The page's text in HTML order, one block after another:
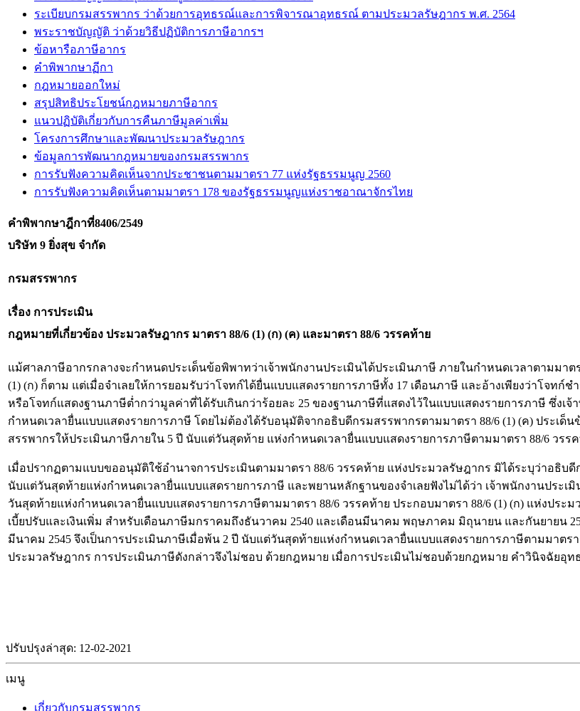
ระเบียบกรมสรรพากร ว่าด้วยการอุทธรณ์และการพิจารณาอุทธรณ์ ตามประมวลรัษฎากร พ.ศ. 2564
พระราชบัญญัติ ว่าด้วยวิธีปฏิบัติการภาษีอากรฯ
ข้อหารือภาษีอากร
คำพิพากษาฏีกา
กฎหมายออกใหม่
สรุปสิทธิประโยชน์กฎหมายภาษีอากร
แนวปฏิบัติเกี่ยวกับการคืนภาษีมูลค่าเพิ่ม
โครงการศึกษาและพัฒนาประมวลรัษฎากร
ข้อมูลการพัฒนากฎหมายของกรมสรรพากร
การรับฟังความคิดเห็นจากประชาชนตามมาตรา 77 แห่งรัฐธรรมนูญ 2560
การรับฟังความคิดเห็นตามมาตรา 178 ของรัฐธรรมนูญแห่งราชอาณาจักรไทย
คำพิพากษาฎีกาที่8406/2549
บริษัท 9 ยิ่งสุข จำกัด
กรมสรรพากร
เรื่อง การประเมิน
กฎหมายที่เกี่ยวข้อง ประมวลรัษฎากร มาตรา 88/6 (1) (ก) (ค) และมาตรา 88/6 วรรคท้าย
แม้ศาลภาษีอากรกลางจะกำหนดประเด็นข้อพิพาทว่าเจ้าพนักงานประเมินได้ประเมินภาษี ภายในกำหนดเวลาตามมา
(1) (ก) ก็ตาม แต่เมื่อจำเลยให้การยอมรับว่าโจทก์ได้ยื่นแบบแสดงรายการภาษีทั้ง 17 เดือนภาษี และอ้างเพียงว่าโจท
หรือโจทก์แสดงฐานภาษีต่ำกว่ามูลค่าที่ได้รับเกินกว่าร้อยละ 25 ของฐานภาษีที่แสดงไว้ในแบบแสดงรายการภาษี ซึ่งเ
กำหนดเวลายื่นแบบแสดงรายการภาษี โดยไม่ต้องได้รับอนุมัติจากอธิบดีกรมสรรพากรตามมาตรา 88/6 (1) (ค) ประเด็
สรรพากรให้ประเมินภาษีภายใน 5 ปี นับแต่วันสุดท้าย แห่งกำหนดเวลายื่นแบบแสดงรายการภาษีตามมาตรา 88/6 วรร
เมื่อปรากฏตามแบบขออนุมัติใช้อำนาจการประเมินตามมาตรา 88/6 วรรคท้าย แห่งประมวลรัษฎากร มิได้ระบุว่าอธิบ
นับแต่วันสุดท้ายแห่งกำหนดเวลายื่นแบบแสดรายการภาษี และพยานหลักฐานของจำเลยฟังไม่ได้ว่า เจ้าพนักงานประ
วันสุดท้ายแห่งกำหนดเวลายื่นแบบแสดงรายการภาษีตามมาตรา 88/6 วรรคท้าย ประกอบมาตรา 88/6 (1) (ก) แห่งปร
เบี้ยปรับและเงินเพิ่ม สำหรับเดือนภาษีมกราคมถึงธันวาคม 2540 และเดือนมีนาคม พฤษภาคม มิถุนายน และกันยายน
มีนาคม 2545 จึงเป็นการประเมินภาษีเมื่อพ้น 2 ปี นับแต่วันสุดท้ายแห่งกำหนดเวลายื่นแบบแสดงรายการภาษีตามมาตร
ประมวลรัษฎากร การประเมินภาษีดังกล่าวจึงไม่ชอบ ด้วยกฎหมาย เมื่อการประเมินไม่ชอบด้วยกฎหมาย คำวินิจฉัย
ปรับปรุงล่าสุด: 12-02-2021
เมนู
เกี่ยวกับกรมสรรพากร